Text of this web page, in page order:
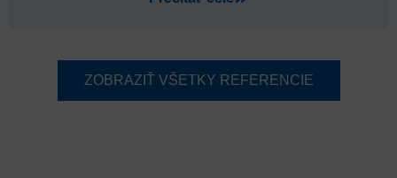
ZOBRAZIŤ VŠETKY REFERENCIE